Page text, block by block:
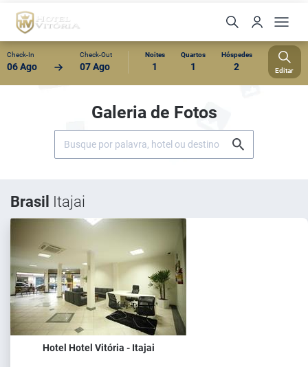
Check-In
06 Ago
Check-Out
07 Ago
Noites
1
Quartos
1
Hóspedes
2 Editar
Galeria de Fotos
Brasil Itajai
Hotel Hotel Vitória - Itajai